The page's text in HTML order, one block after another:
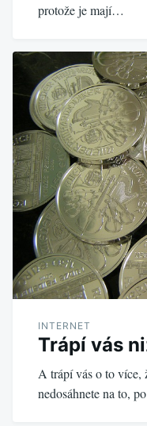
protože je mají…
INTERNET
Trápí vás
A trápí vás o to více,
nedosáhnete na to,